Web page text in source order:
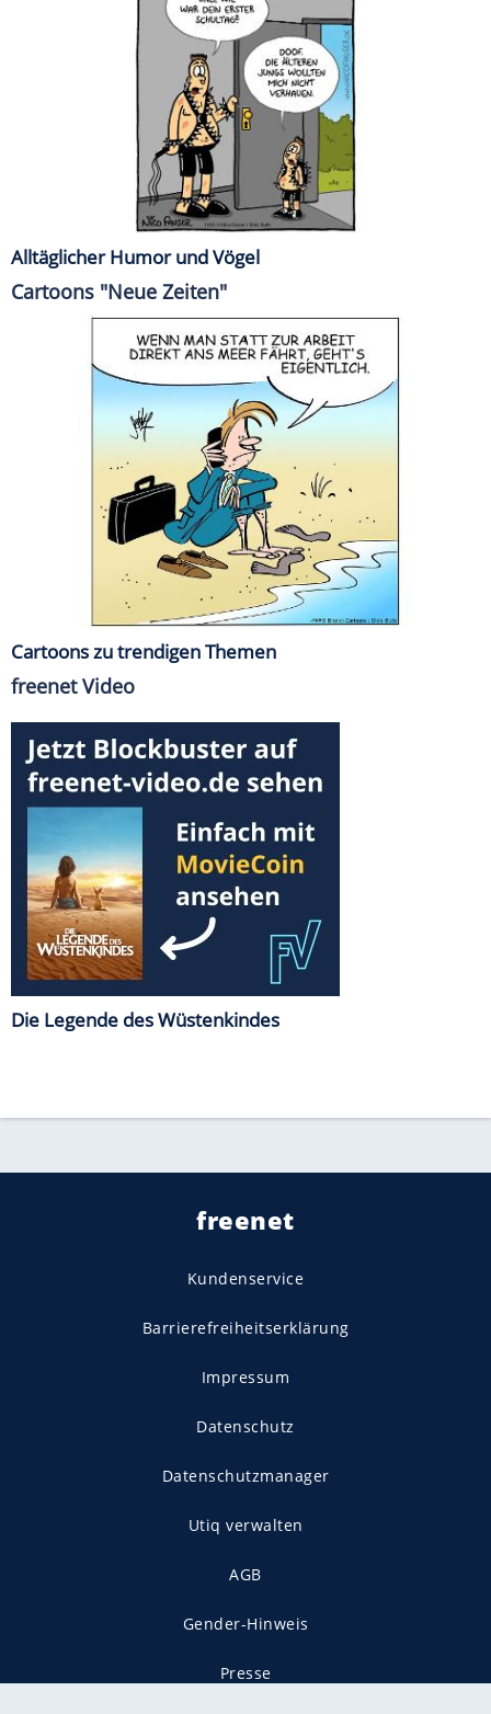
Alltäglicher Humor und Vögel
Cartoons "Neue Zeiten"
Cartoons zu trendigen Themen
freenet Video
Die Legende des Wüstenkindes
freenet
Kundenservice
Barrierefreiheitserklärung
Impressum
Datenschutz
Datenschutzmanager
Utiq verwalten
AGB
Gender-Hinweis
Presse